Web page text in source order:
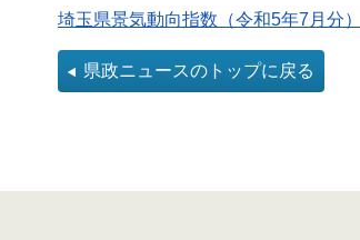
埼玉県景気動向指数（令和5年7月分
県政ニュースのトップに戻る